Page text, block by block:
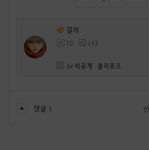
길치
70 153
Lv 비공개 졸리로즈
댓글 1